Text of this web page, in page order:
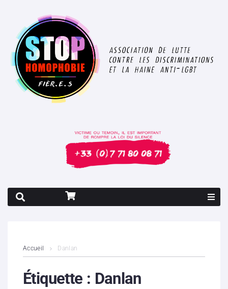
Contenus litigieux
Accueil Danlan
Étiquette : Danlan